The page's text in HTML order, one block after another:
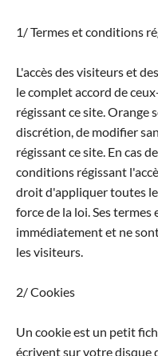
1/ Termes et conditions
L'accès des visiteurs et
le complet accord de
régissant ce site. Orange
discrétion, de modifier
régissant ce site. En cas
conditions régissant
droit d'appliquer toutes
force de la loi. Ses
immédiatement et ne
les visiteurs.
2/ Cookies
Un cookie est un petit
écrivent sur votre disque